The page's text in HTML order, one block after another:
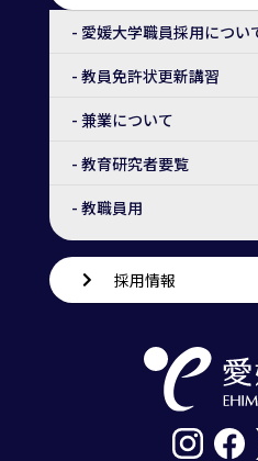
- 愛媛大学職員採用につい
- 教員免許状更新講習
- 兼業について
- 教育研究者要覧
- 教職員用
採用情報